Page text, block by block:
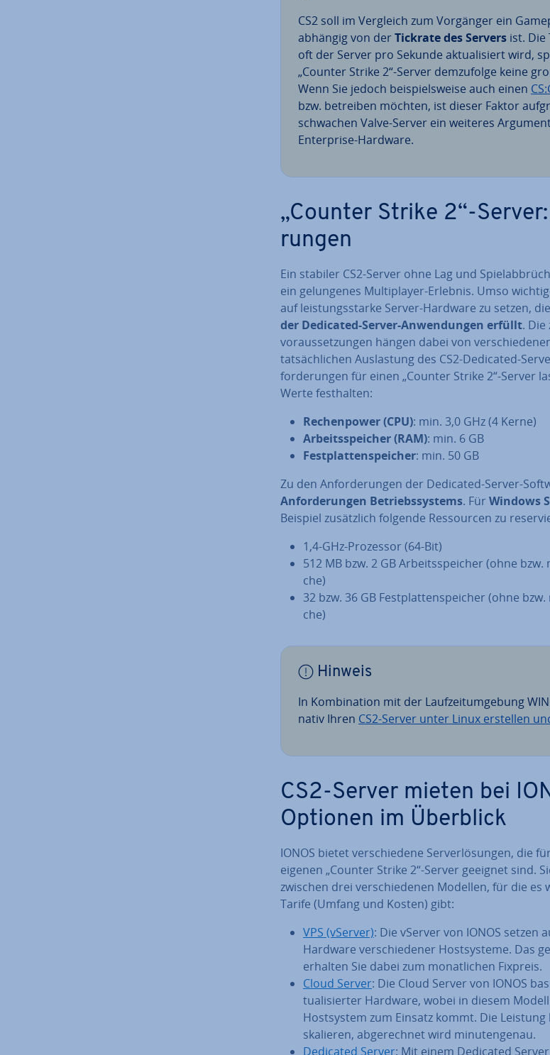
CS2 soll im Vergleich zum Vorgänger ein
ab­hän­gig von derTickrate des Servers ist. Die
oft der Server pro Sekunde ak­tua­li­siert wird,
„Counter Strike 2“-Server dem­zu­fol­ge keine
Wenn Sie jedoch bei­spiels­wei­se auch einen
bzw. betreiben möchten, ist dieser Faktor
schwa­chen Valve-Server ein weiteres
En­ter­pri­se-Hardware.
„Counter Strike 2“-
run­gen
Ein stabiler CS2-Server ohne Lag und
ein ge­lun­ge­nes Mul­ti­play­er-Erlebnis. Umso
auf leis­tungs­star­ke Server-Hardware zu setzen,
der Dedicated-Server-An­wen­dun­gen erfüllt.
vor­aus­set­zun­gen hängen dabei von
tat­säch­li­chen Aus­las­tung des CS2-Dedicated-
for­de­run­gen für einen „Counter Strike 2“-Server
Werte fest­hal­ten:
Re­chen­power (CPU): min. 3,0 GHz (4 Kerne)
Ar­beits­spei­cher (RAM): min. 6 GB
Fest­plat­ten­spei­cher: min. 50 GB
Zu den An­for­de­run­gen der Dedicated-Server-
An­for­de­run­gen Be­triebs­sys­tems. Für Windows
Beispiel zu­sätz­lich folgende Res­sour­cen zu
1,4-GHz-Prozessor (64-Bit)
512 MB bzw. 2 GB Ar­beits­spei­cher (ohne
che)
32 bzw. 36 GB Fest­plat­ten­spei­cher (ohne
che)
Hinweis
In Kom­bi­na­ti­on mit der Lauf­zeit­um­ge­bung
na­tiv Ihren CS2-Server unter Linux erstellen
CS2-Server mieten bei
Optionen im Überblick
IONOS bietet ver­schie­de­ne Ser­ver­lö­sun­gen, die
eigenen „Counter Strike 2“-Server geeignet sind.
zwischen drei ver­schie­de­nen Modellen, für die es
Tarife (Umfang und Kosten) gibt:
VPS (vServer): Die vServer von IONOS setzen
Hardware ver­schie­de­ner Host­sys­te­me. Das
erhalten Sie dabei zum mo­nat­li­chen Fixpreis.
Cloud Server: Die Cloud Server von IONOS
tua­li­sier­ter Hardware, wobei in diesem
Host­sys­tem zum Einsatz kommt. Die Leistung
skalieren, ab­ge­rech­net wird mi­nu­ten­ge­nau.
Dedicated Server: Mit einem Dedicated